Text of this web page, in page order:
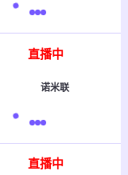
直播中
诺米联
直播中